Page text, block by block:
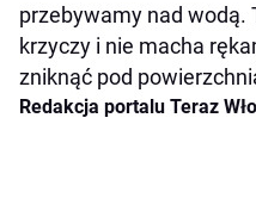
przebywamy nad wodą.
krzyczy i nie macha
zniknąć pod
Redakcja portalu Teraz